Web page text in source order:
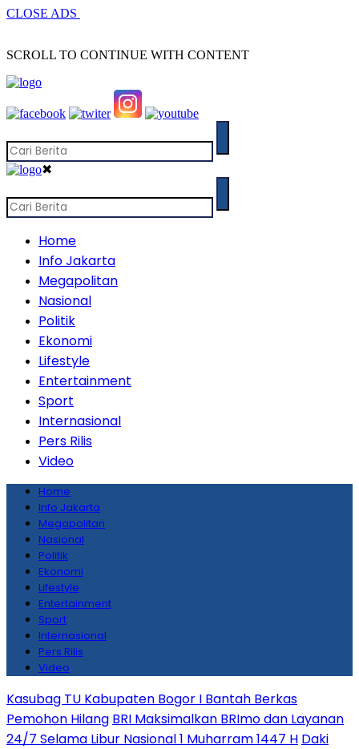
CLOSE ADS
SCROLL TO CONTINUE WITH CONTENT
✖
Home
Info Jakarta
Megapolitan
Nasional
Politik
Ekonomi
Lifestyle
Entertainment
Sport
Internasional
Pers Rilis
Video
Home
Info Jakarta
Megapolitan
Nasional
Politik
Ekonomi
Lifestyle
Entertainment
Sport
Internasional
Pers Rilis
Video
Kasubag TU Kabupaten Bogor I Bantah Berkas
Pemohon Hilang BRI Maksimalkan BRImo dan Layanan
24/7 Selama Libur Nasional 1 Muharram 1447 H Daki